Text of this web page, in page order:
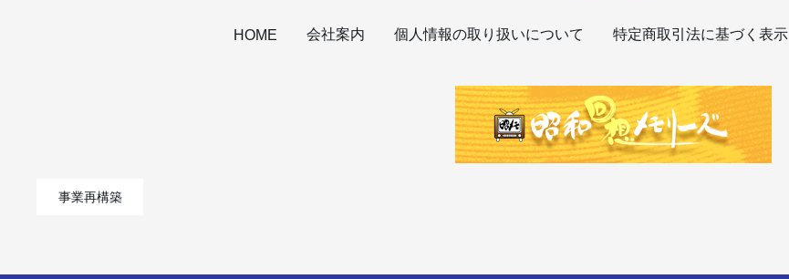
HOME 会社案内 個人情報の取り扱いについて 特定商取引法に基づく表示
事業再構築